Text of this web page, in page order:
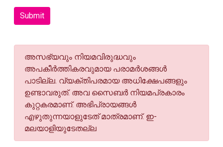
Submit
അസഭ്യവും നിയമവിരുദ്ധവും
അപകീര്‍ത്തികരവുമായ പരാമര്‍ശങ്ങള്‍
പാടില്ല. വ്യക്തിപരമായ അധിക്ഷേപങ്ങളും
ഉണ്ടാവരുത്. അവ സൈബര്‍ നിയമപ്രകാരം
കുറ്റകരമാണ്. അഭിപ്രായങ്ങള്‍
എഴുതുന്നയാളുടേത് മാത്രമാണ്. ഇ-
മലയാളിയുടേതല്ല